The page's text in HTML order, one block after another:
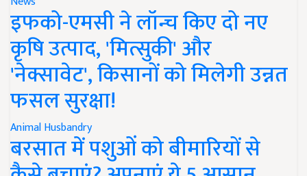
इफको-एमसी ने लॉन्च किए दो नए
कृषि उत्पाद, 'मित्सुकी' और
'नेक्सावेट', किसानों को मिलेगी उन्नत
फसल सुरक्षा!
Animal Husbandry
बरसात में पशुओं को बीमारियों से